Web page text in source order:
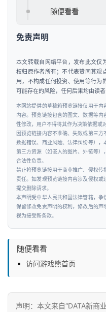
首
页
新
商
业
观
新
技
随便看看
免责声明
本文转载自网络平台，发布此文仅
权归原作者所有；不代表赞同其观
用，不构成任何投资、使用等行为
可能存在的风险，任何后果均由读者
本网站提供的草稿箱预览链接仅用于
内容。预览链接包含的图文、数据等
性修改，用户不得将其作为决策依据或
因预览链接内容不准确、失效或第三
数据错误、商业风险、法律纠纷等），
第三方资源（如嵌入的图片、外链等）
合法性负责。
禁止将预览链接用于商业推广、侵权
责任。如发现预览链接内容涉及侵权
提交删除请求。
本声明受中华人民共和国法律管辖，
保留修改免责声明的权利，修改后的
视为接受新条款。
随便看看
访问游戏熊首页
声明：本文来自“DATA新商